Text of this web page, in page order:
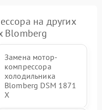
на других
Blomberg
Замена мотор-
компрессора
холодильника
Blomberg DSM 1871
X